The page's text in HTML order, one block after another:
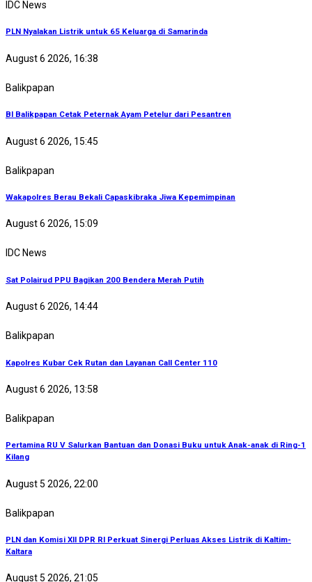
IDC News
PLN Nyalakan Listrik untuk 65 Keluarga di Samarinda
August 6 2026, 16:38
Balikpapan
BI Balikpapan Cetak Peternak Ayam Petelur dari Pesantren
August 6 2026, 15:45
Balikpapan
Wakapolres Berau Bekali Capaskibraka Jiwa Kepemimpinan
August 6 2026, 15:09
IDC News
Sat Polairud PPU Bagikan 200 Bendera Merah Putih
August 6 2026, 14:44
Balikpapan
Kapolres Kubar Cek Rutan dan Layanan Call Center 110
August 6 2026, 13:58
Balikpapan
Pertamina RU V Salurkan Bantuan dan Donasi Buku untuk Anak-anak di Ring-1
Kilang
August 5 2026, 22:00
Balikpapan
PLN dan Komisi XII DPR RI Perkuat Sinergi Perluas Akses Listrik di Kaltim-
Kaltara
August 5 2026, 21:05